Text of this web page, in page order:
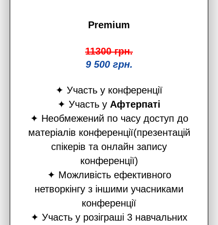
Premium
11300 грн.
9 500 грн.
✦ Участь у конференції
✦ Участь у Афтерпаті
✦ Необмежений по часу доступ до
матеріалів конференції(презентацій
спікерів та онлайн запису
конференції)
✦ Можливість ефективного
нетворкінгу з іншими учасниками
конференції
✦ Участь у розіграші 3 навчальних